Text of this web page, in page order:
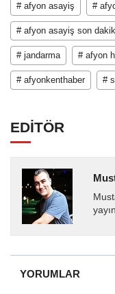
# afyon asayiş #
# afyon asayiş son
# jandarma # afyon
# afyonkenthaber #
EDİTÖR
YORUMLAR